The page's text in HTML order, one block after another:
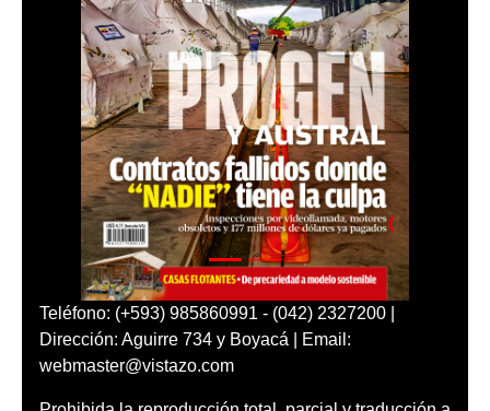
Teléfono: (+593) 985860991 - (042) 2327200 |
Dirección: Aguirre 734 y Boyacá | Email:
webmaster@vistazo.com